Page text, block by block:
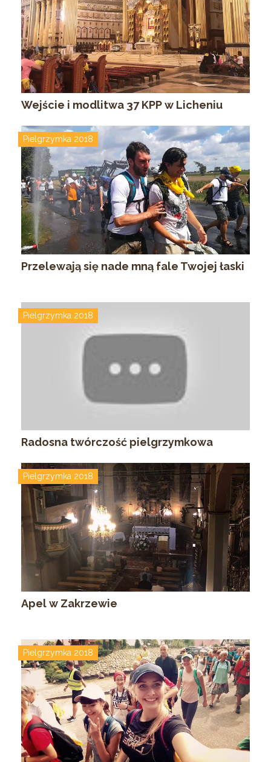
Wejście i modlitwa 37 KPP w Licheniu
Pielgrzymka 2018
Przelewają się nade mną fale Twojej łaski
Pielgrzymka 2018
Radosna twórczość pielgrzymkowa
Pielgrzymka 2018
Apel w Zakrzewie
Pielgrzymka 2018